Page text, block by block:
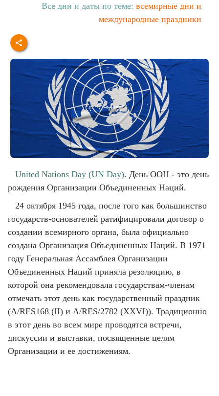
Все дни и даты по теме: всемирные дни и
международные праздники
United Nations Day (UN Day). День ООН - это день
рождения Организации Объединенных Наций.
24 октября 1945 года, после того как большинство
государств-основателей ратифицировали договор о
создании всемирного органа, была официально
создана Организация Объединенных Наций. В 1971
году Генеральная Ассамблея Организации
Объединенных Наций приняла резолюцию, в
которой она рекомендовала государствам-членам
отмечать этот день как государственный праздник
(A/RES168 (II) и A/RES/2782 (XXVI)). Традиционно
в этот день во всем мире проводятся встречи,
дискуссии и выставки, посвященные целям
Организации и ее достижениям.